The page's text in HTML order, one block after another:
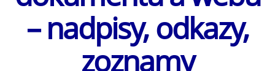
– nadpisy, odkazy,
zoznamy